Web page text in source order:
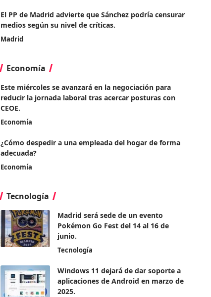
El PP de Madrid advierte que Sánchez podría censurar
medios según su nivel de críticas.
Madrid
Economía
Este miércoles se avanzará en la negociación para
reducir la jornada laboral tras acercar posturas con
CEOE.
Economía
¿Cómo despedir a una empleada del hogar de forma
adecuada?
Economía
Tecnología
Madrid será sede de un evento
Pokémon Go Fest del 14 al 16 de
junio.
Tecnología
Windows 11 dejará de dar soporte a
aplicaciones de Android en marzo de
2025.